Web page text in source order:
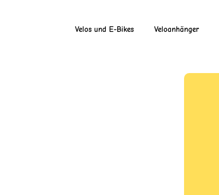
Velos und E-Bikes Veloanhänger